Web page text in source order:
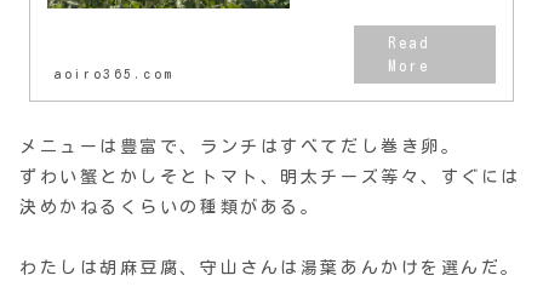
aoiro365.com
メニューは豊富で、ランチはすべてだし巻き卵。
ずわい蟹とかしそとトマト、明太チーズ等々、すぐには
決めかねるくらいの種類がある。
わたしは胡麻豆腐、守山さんは湯葉あんかけを選んだ。